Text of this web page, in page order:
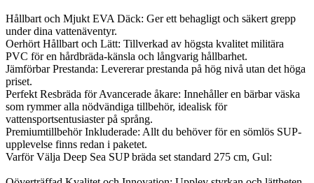
Hållbart och Mjukt EVA Däck: Ger ett behagligt och säkert grepp
under dina vattenäventyr.
Oerhört Hållbart och Lätt: Tillverkad av högsta kvalitet militära
PVC för en hårdbräda-känsla och långvarig hållbarhet.
Jämförbar Prestanda: Levererar prestanda på hög nivå utan det höga
priset.
Perfekt Resbräda för Avancerade åkare: Innehåller en bärbar väska
som rymmer alla nödvändiga tillbehör, idealisk för
vattensportsentusiaster på språng.
Premiumtillbehör Inkluderade: Allt du behöver för en sömlös SUP-
upplevelse finns redan i paketet.
Varför Välja Deep Sea SUP bräda set standard 275 cm, Gul: